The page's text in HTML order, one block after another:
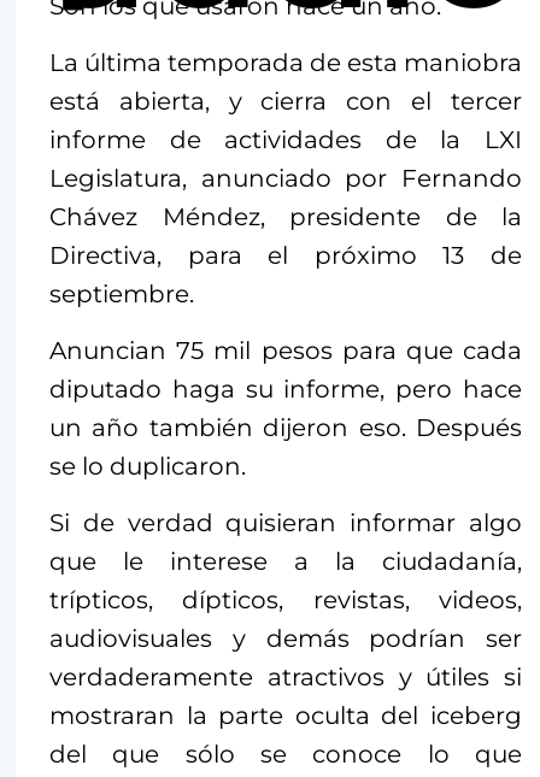
Son los que usaron hace un año.
La última temporada de esta maniobra
está abierta, y cierra con el tercer
informe de actividades de la LXI
Legislatura, anunciado por Fernando
Chávez Méndez, presidente de la
Directiva, para el próximo 13 de
septiembre.
Anuncian 75 mil pesos para que cada
diputado haga su informe, pero hace
un año también dijeron eso. Después
se lo duplicaron.
Si de verdad quisieran informar algo
que le interese a la ciudadanía,
trípticos, dípticos, revistas, videos,
audiovisuales y demás podrían ser
verdaderamente atractivos y útiles si
mostraran la parte oculta del iceberg
del que sólo se conoce lo que